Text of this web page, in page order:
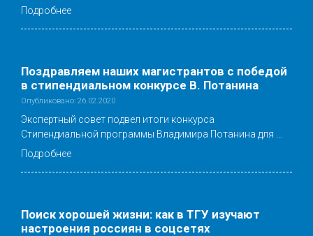
Подробнее
Поздравляем наших магистрантов с победой
в стипендиальном конкурсе В. Потанина
Опубликовано: 26.02.2020
Экспертный совет подвел итоги конкурса
Стипендиальной программы Владимира Потанина для …
Подробнее
Поиск хорошей жизни: как в ТГУ изучают
настроения россиян в соцсетях